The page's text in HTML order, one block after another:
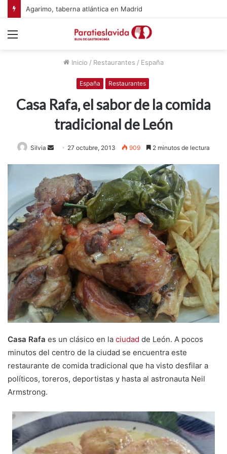
Agarimo, taberna atlántica en Madrid
Inicio / Restaurantes / España
España Restaurantes
Casa Rafa, el sabor de la comida
tradicional de León
Silvia
d
a
n
e
m
a
i
l
27 octubre, 2013 909 2 minutos de lectura
Casa Rafa es un clásico en la ciudad de León. A pocos
minutos del centro de la ciudad se encuentra este
restaurante de comida tradicional que ha visto desfilar a
políticos, toreros, deportistas y hasta al astronauta Neil
Armstrong.